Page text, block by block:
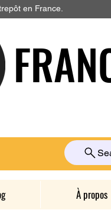
en France.
À propos